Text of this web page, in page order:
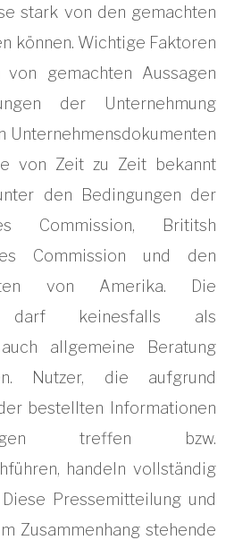
stark von den gemachten
können. Wichtige Faktoren
gemachten Aussagen
der Unternehmung
Unternehmensdokumenten
von Zeit zu Zeit bekannt
den Bedingungen der
Commission, Brititsh
Commission und den
von Amerika. Die
darf keinesfalls als
allgemeine Beratung
Nutzer, die aufgrund
bestellten Informationen
treffen bzw.
handeln vollständig
Pressemitteilung und
Zusammenhang stehende